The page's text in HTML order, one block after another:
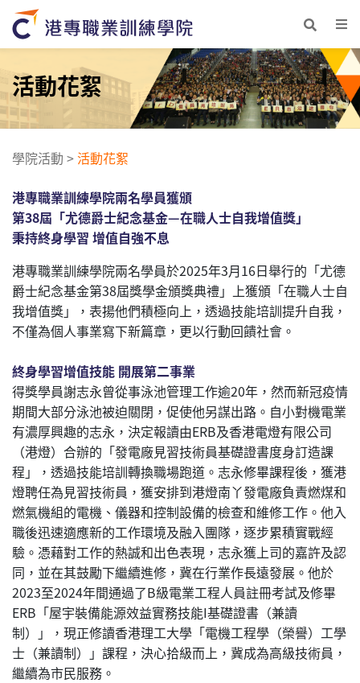
活動花絮
學院活動 >活動花絮
港專職業訓練學院兩名學員獲頒
第38屆「尤德爵士紀念基金—在職人士自我增值獎」
秉持終身學習 增值自強不息
港專職業訓練學院兩名學員於2025年3月16日舉行的「尤德
爵士紀念基金第38屆獎學金頒獎典禮」上獲頒「在職人士自
我增值獎」，表揚他們積極向上，透過技能培訓提升自我，
不僅為個人事業寫下新篇章，更以行動回饋社會。
終身學習增值技能 開展第二事業
得獎學員謝志永曾從事泳池管理工作逾20年，然而新冠疫情
期間大部分泳池被迫關閉，促使他另謀出路。自小對機電業
有濃厚興趣的志永，決定報讀由ERB及香港電燈有限公司
（港燈）合辦的「發電廠見習技術員基礎證書度身訂造課
程」，透過技能培訓轉換職場跑道。志永修畢課程後，獲港
燈聘任為見習技術員，獲安排到港燈南丫發電廠負責燃煤和
燃氣機組的電機、儀器和控制設備的檢查和維修工作。他入
職後迅速適應新的工作環境及融入團隊，逐步累積實戰經
驗。憑藉對工作的熱誠和出色表現，志永獲上司的嘉許及認
同，並在其鼓勵下繼續進修，冀在行業作長遠發展。他於
2023至2024年間通過了B級電業工程人員註冊考試及修畢
ERB「屋宇裝備能源效益實務技能I基礎證書（兼讀
制）」，現正修讀香港理工大學「電機工程學（榮譽）工學
士（兼讀制）」課程，決心拾級而上，冀成為高級技術員，
繼續為市民服務。